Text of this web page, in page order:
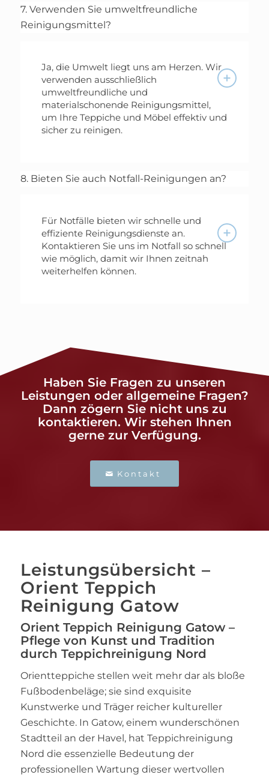
7. Verwenden Sie umweltfreundliche
Reinigungsmittel?
Ja, die Umwelt liegt uns am Herzen. Wir
verwenden ausschließlich
umweltfreundliche und
materialschonende Reinigungsmittel,
um Ihre Teppiche und Möbel effektiv und
sicher zu reinigen.
8. Bieten Sie auch Notfall-Reinigungen an?
Für Notfälle bieten wir schnelle und
effiziente Reinigungsdienste an.
Kontaktieren Sie uns im Notfall so schnell
wie möglich, damit wir Ihnen zeitnah
weiterhelfen können.
Haben Sie Fragen zu unseren
Leistungen oder allgemeine Fragen?
Dann zögern Sie nicht uns zu
kontaktieren. Wir stehen Ihnen
gerne zur Verfügung.
Kontakt
Leistungsübersicht –
Orient Teppich
Reinigung Gatow
Orient Teppich Reinigung Gatow –
Pflege von Kunst und Tradition
durch Teppichreinigung Nord
Orientteppiche stellen weit mehr dar als bloße
Fußbodenbeläge; sie sind exquisite
Kunstwerke und Träger reicher kultureller
Geschichte. In Gatow, einem wunderschönen
Stadtteil an der Havel, hat Teppichreinigung
Nord die essenzielle Bedeutung der
professionellen Wartung dieser wertvollen